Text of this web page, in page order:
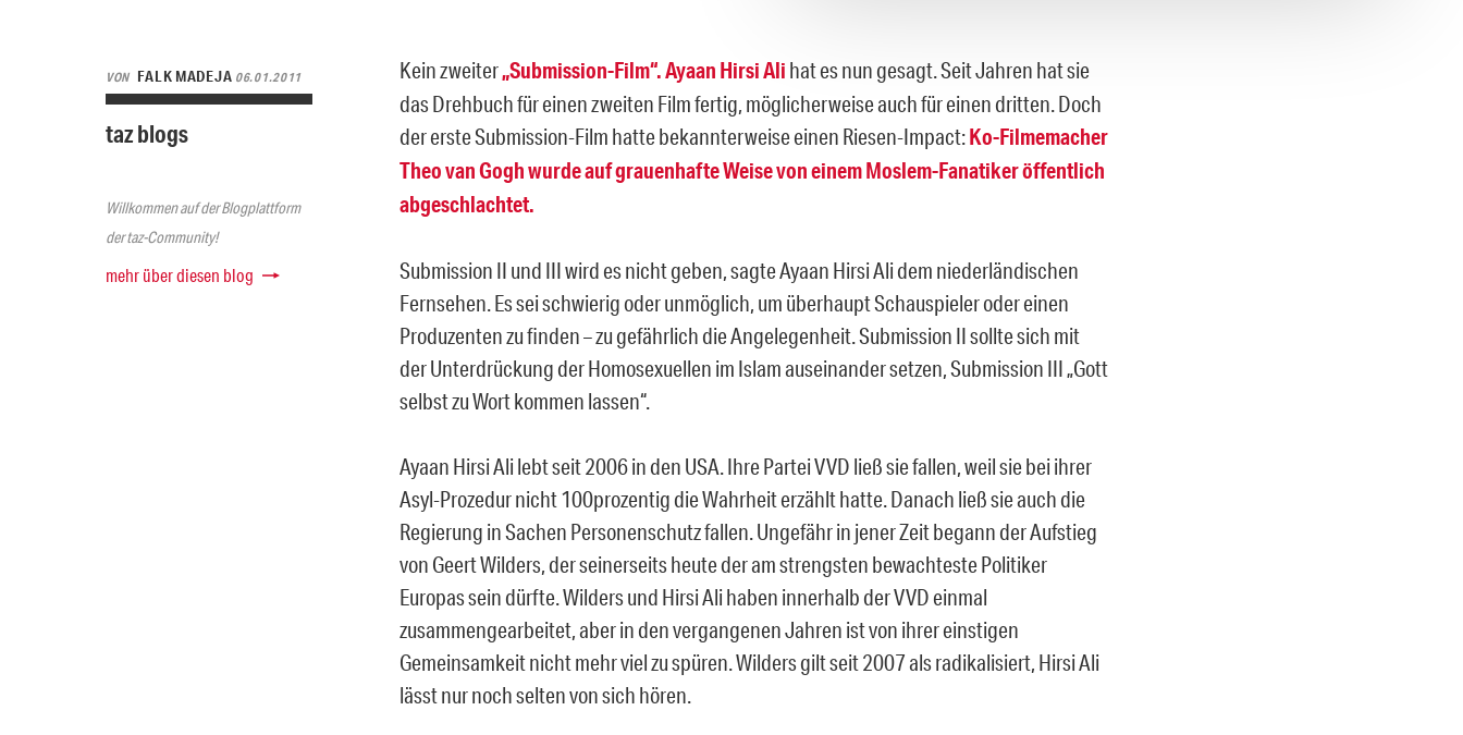
VON FALK MADEJA 06.01.2011
taz blogs
Willkommen auf der Blogplattform
der taz-Community!
mehr über diesen blog
Kein zweiter„Submission-Film“. Ayaan Hirsi Ali hat es nun gesagt. Seit Jahren hat sie
das Drehbuch für einen zweiten Film fertig, möglicherweise auch für einen dritten. Doch
der erste Submission-Film hatte bekannterweise einen Riesen-Impact:Ko-Filmemacher
Theo van Gogh wurde auf grauenhafte Weise von einem Moslem-Fanatiker öffentlich
abgeschlachtet.
Submission II und III wird es nicht geben, sagte Ayaan Hirsi Ali dem niederländischen
Fernsehen. Es sei schwierig oder unmöglich, um überhaupt Schauspieler oder einen
Produzenten zu finden – zu gefährlich die Angelegenheit. Submission II sollte sich mit
der Unterdrückung der Homosexuellen im Islam auseinander setzen, Submission III „Gott
selbst zu Wort kommen lassen“.
Ayaan Hirsi Ali lebt seit 2006 in den USA. Ihre Partei VVD ließ sie fallen, weil sie bei ihrer
Asyl-Prozedur nicht 100prozentig die Wahrheit erzählt hatte. Danach ließ sie auch die
Regierung in Sachen Personenschutz fallen. Ungefähr in jener Zeit begann der Aufstieg
von Geert Wilders, der seinerseits heute der am strengsten bewachteste Politiker
Europas sein dürfte. Wilders und Hirsi Ali haben innerhalb der VVD einmal
zusammengearbeitet, aber in den vergangenen Jahren ist von ihrer einstigen
Gemeinsamkeit nicht mehr viel zu spüren. Wilders gilt seit 2007 als radikalisiert, Hirsi Ali
lässt nur noch selten von sich hören.